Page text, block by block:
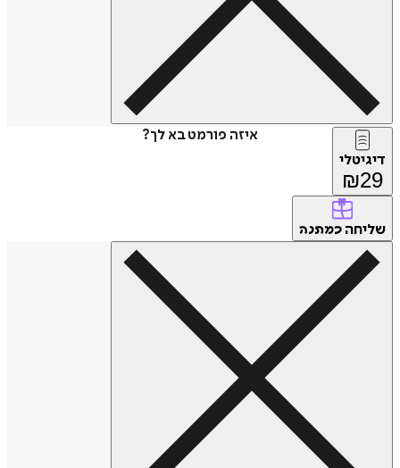
איזה פורמט בא לך?
דיגיטלי
₪29
שליחה כמתנה